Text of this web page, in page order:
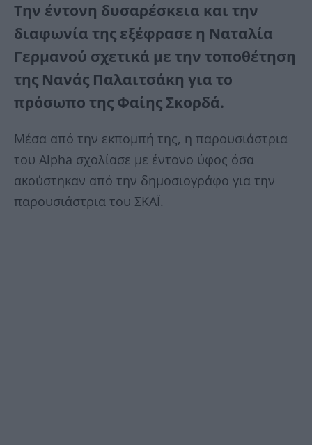
Την έντονη δυσαρέσκεια και την
διαφωνία της εξέφρασε η Ναταλία
Γερμανού σχετικά με την τοποθέτηση
της Νανάς Παλαιτσάκη για το
πρόσωπο της Φαίης Σκορδά.
Μέσα από την εκπομπή της, η παρουσιάστρια
του Alpha σχολίασε με έντονο ύφος όσα
ακούστηκαν από την δημοσιογράφο για την
παρουσιάστρια του ΣΚΑΪ.